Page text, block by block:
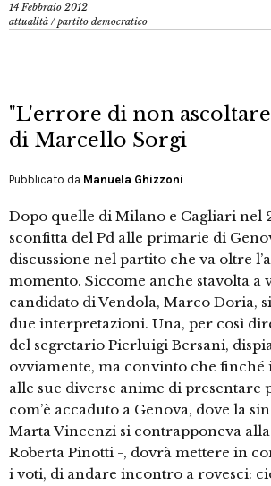
14 Febbraio 2012
attualità /partito democratico
"L'errore di non
di Marcello Sorgi
Pubblicato da Manuela Ghizzoni
Dopo quelle di Milano e Cagliari nel
sconfitta del Pd alle primarie di
discussione nel partito che va oltre
momento. Siccome anche stavolta a
candidato di Vendola, Marco Doria,
due interpretazioni. Una, per così
del segretario Pierluigi Bersani,
ovviamente, ma convinto che finché
alle sue diverse anime di presentare
com’è accaduto a Genova, dove la
Marta Vincenzi si contrapponeva
Roberta Pinotti -, dovrà mettere in
i voti, di andare incontro a rovesci: